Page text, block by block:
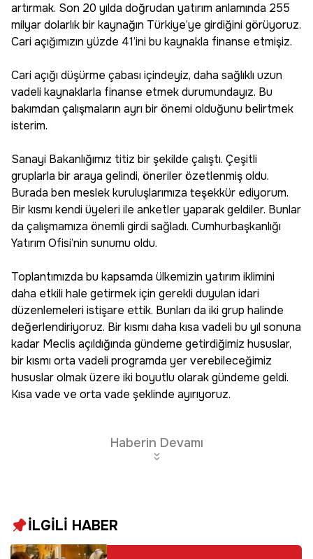
artırmak. Son 20 yılda doğrudan yatırım anlamında 255
milyar dolarlık bir kaynağın Türkiye’ye girdiğini görüyoruz.
Cari açığımızın yüzde 41’ini bu kaynakla finanse etmişiz.
Cari açığı düşürme çabası içindeyiz, daha sağlıklı uzun
vadeli kaynaklarla finanse etmek durumundayız. Bu
bakımdan çalışmaların ayrı bir önemi olduğunu belirtmek
isterim.
Sanayi Bakanlığımız titiz bir şekilde çalıştı. Çeşitli
gruplarla bir araya gelindi, öneriler özetlenmiş oldu.
Burada ben meslek kuruluşlarımıza teşekkür ediyorum.
Bir kısmı kendi üyeleri ile anketler yaparak geldiler. Bunlar
da çalışmamıza önemli girdi sağladı. Cumhurbaşkanlığı
Yatırım Ofisi’nin sunumu oldu.
Toplantımızda bu kapsamda ülkemizin yatırım iklimini
daha etkili hale getirmek için gerekli duyulan idari
düzenlemeleri istişare ettik. Bunları da iki grup halinde
değerlendiriyoruz. Bir kısmı daha kısa vadeli bu yıl sonuna
kadar Meclis açıldığında gündeme getirdiğimiz hususlar,
bir kısmı orta vadeli programda yer verebileceğimiz
hususlar olmak üzere iki boyutlu olarak gündeme geldi.
Kısa vade ve orta vade şeklinde ayırıyoruz.
Haberin Devamı
İLGİLİ HABER